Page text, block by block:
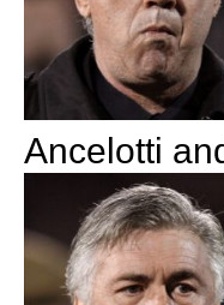
Ancelotti